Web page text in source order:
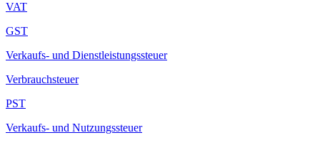
VAT
GST
Verkaufs- und Dienstleistungssteuer
Verbrauchsteuer
PST
Verkaufs- und Nutzungssteuer